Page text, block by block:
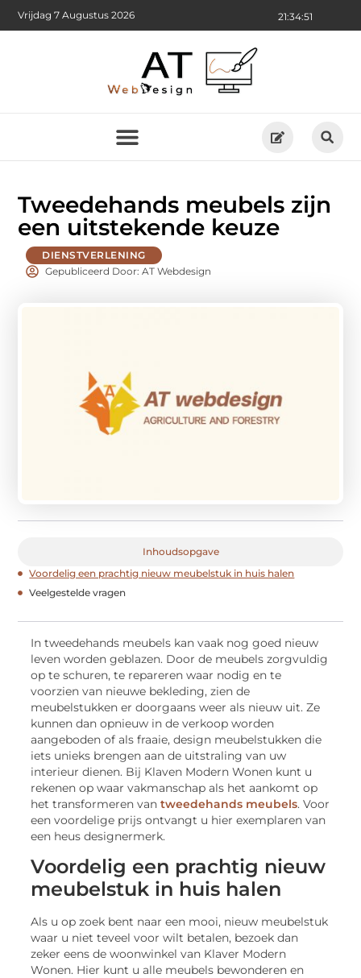
21:34:53
Vrijdag 7 Augustus 2026
Tweedehands meubels zijn
een uitstekende keuze
DIENSTVERLENING
Gepubliceerd Door: AT Webdesign
Inhoudsopgave
Voordelig een prachtig nieuw meubelstuk in huis halen
Veelgestelde vragen
In tweedehands meubels kan vaak nog goed nieuw
leven worden geblazen. Door de meubels zorgvuldig
op te schuren, te repareren waar nodig en te
voorzien van nieuwe bekleding, zien de
meubelstukken er doorgaans weer als nieuw uit. Ze
kunnen dan opnieuw in de verkoop worden
aangeboden of als fraaie, design meubelstukken die
iets unieks brengen aan de uitstraling van uw
interieur dienen. Bij Klaven Modern Wonen kunt u
rekenen op waar vakmanschap als het aankomt op
het transformeren vantweedehands meubels. Voor
een voordelige prijs ontvangt u hier exemplaren van
een heus designermerk.
Voordelig een prachtig nieuw
meubelstuk in huis halen
Als u op zoek bent naar een mooi, nieuw meubelstuk
waar u niet teveel voor wilt betalen, bezoek dan
zeker eens de woonwinkel van Klaver Modern
Wonen. Hier kunt u alle meubels bewonderen en